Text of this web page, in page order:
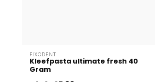
FIXODENT
Kleefpasta ultimate fresh 40
Gram